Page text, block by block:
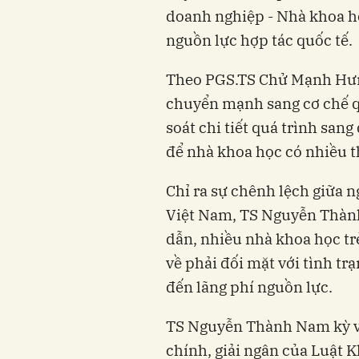
doanh nghiệp - Nhà khoa
nguồn lực hợp tác quốc tế.
Theo PGS.TS Chử Mạnh
chuyển mạnh sang cơ chế
soát chi tiết quá trình
để nhà khoa học có nhiều
Chỉ ra sự chênh lệch giữa
Việt Nam, TS Nguyễn
dẫn, nhiều nhà khoa học
về phải đối mặt với tình
đến lãng phí nguồn lực.
TS Nguyễn Thành Nam
chính, giải ngân của Luật